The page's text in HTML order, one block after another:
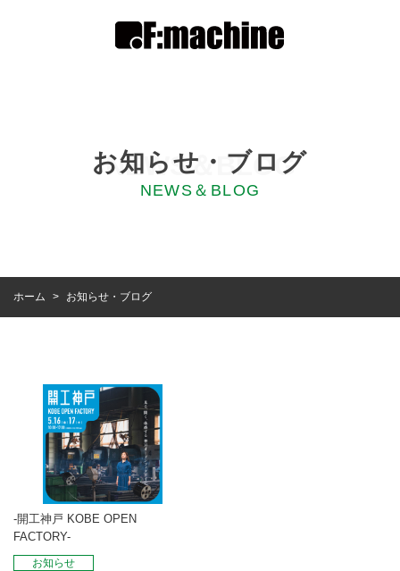
お知らせ・ブログ
NEWS＆BLOG
NEWS＆BLOG
ホーム > お知らせ・ブログ
-開工神戸 KOBE OPEN
FACTORY-
お知らせ